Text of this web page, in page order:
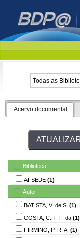
Acervo documental
Biblioteca
AI-SEDE (1)
Autor
BATISTA, V. de S. (1)
COSTA, C. T. F. da (1)
FIRMINO, P. R. A. (1)